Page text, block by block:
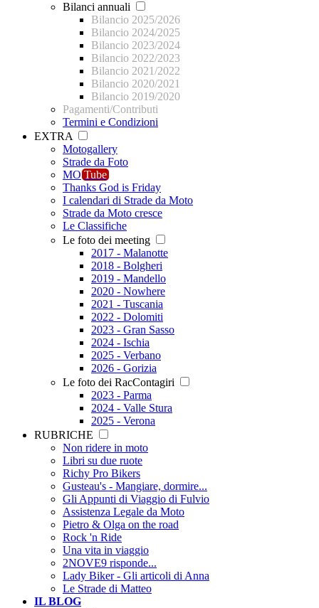
Bilanci annuali
Bilancio 2025/2026
Bilancio 2024/2025
Bilancio 2023/2024
Bilancio 2022/2023
Bilancio 2021/2022
Bilancio 2020/2021
Bilancio 2019/2020
Pagamenti/Contributi
Termini e Condizioni
EXTRA
Motogallery
Strade da Foto
MO Tube
Thanks God is Friday
I calendari di Strade da Moto
Strade da Moto cresce
Le Classifiche
Le foto dei meeting
2017 - Malanotte
2018 - Bolgheri
2019 - Mandello
2020 - Nowhere
2021 - Tuscania
2022 - Dolomiti
2023 - Gran Sasso
2024 - Ischia
2025 - Verbano
2026 - Gorizia
Le foto dei RacContagiri
2023 - Parma
2024 - Valle Stura
2025 - Verona
RUBRICHE
Non ridere in moto
Libri su due ruote
Richy Pro Bikers
Gusteau's - Mangiare, dormire...
Gli Appunti di Viaggio di Fulvio
Assistenza Legale da Moto
Pietro & Olga on the road
Rock 'n Ride
Una vita in viaggio
2NOVE9 risponde...
Lady Biker - Gli articoli di Anna
Le Strade di Matteo
IL BLOG